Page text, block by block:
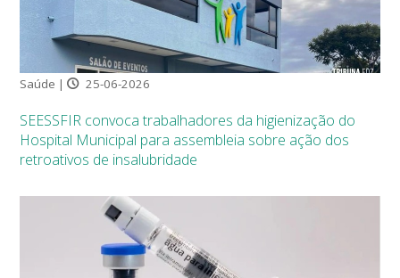
Saúde | 25-06-2026
SEESSFIR convoca trabalhadores da higienização do
Hospital Municipal para assembleia sobre ação dos
retroativos de insalubridade